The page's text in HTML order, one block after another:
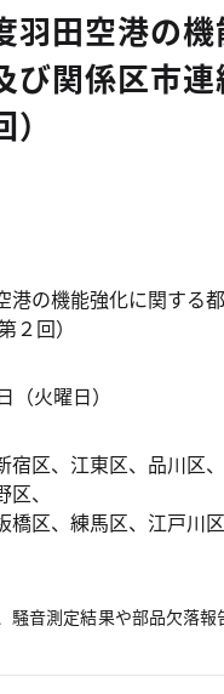
羽田空港の
び関係区市
港の機能強化に関する
２回）
火曜日）
宿区、江東区、品川区
、
橋区、練馬区、江戸川
騒音測定結果や部品欠落